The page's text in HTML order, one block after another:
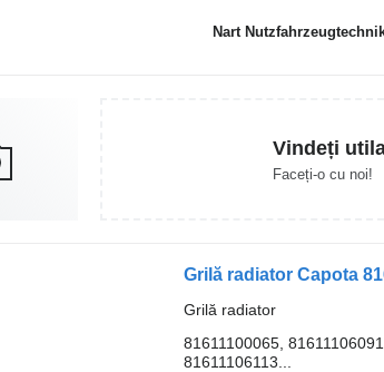
Nart
Vindeți
Faceți-o cu noi!
Grilă radiator Capota
Grilă radiator
81611100065,
81611106113...